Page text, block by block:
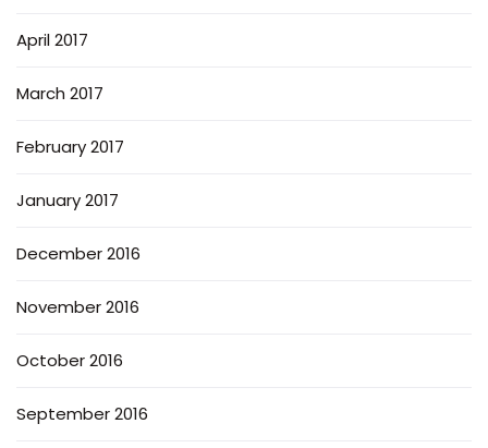
April 2017
March 2017
February 2017
January 2017
December 2016
November 2016
October 2016
September 2016